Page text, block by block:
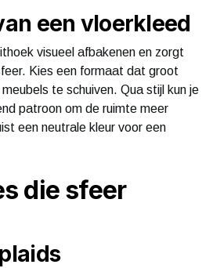
een vloerkleed
visueel afbakenen en zorgt
Kies een formaat dat groot
te schuiven. Qua stijl kun je
patroon om de ruimte meer
een neutrale kleur voor een
die sfeer